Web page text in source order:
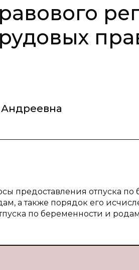
предоставления отпуска
а также порядок его
по беременности и